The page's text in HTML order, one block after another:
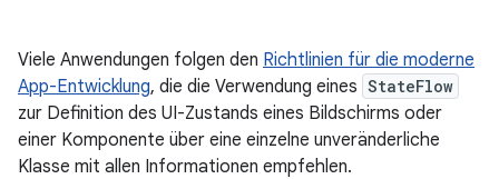
Viele Anwendungen folgen den Richtlinien für die moderne
App-Entwicklung, die die Verwendung eines StateFlow
zur Definition des UI-Zustands eines Bildschirms oder
einer Komponente über eine einzelne unveränderliche
Klasse mit allen Informationen empfehlen.